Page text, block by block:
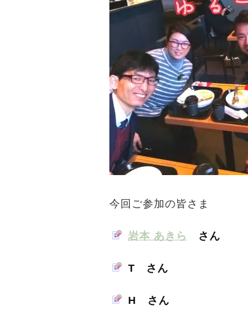
今回ご参加の皆さま
岩本 あきら さん
T さん
H さん